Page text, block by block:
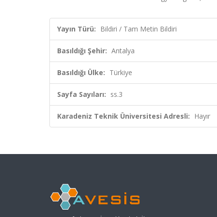
Yayın Türü: Bildiri / Tam Metin Bildiri
Basıldığı Şehir: Antalya
Basıldığı Ülke: Türkiye
Sayfa Sayıları: ss.3
Karadeniz Teknik Üniversitesi Adresli: Hayır